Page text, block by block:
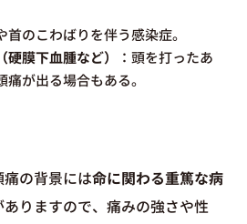
首のこわばりを伴う感染症。
膜下血腫など）
：頭を打ったあ
が出る場合もある。
痛の背景には命に関わる重篤な病
りますので、痛みの強さや性